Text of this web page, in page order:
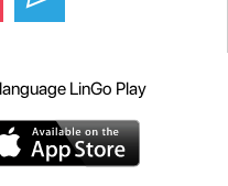
LinGo Play